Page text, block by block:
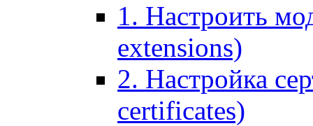
1. Настроить
extensions)
2. Настройка
certificates)